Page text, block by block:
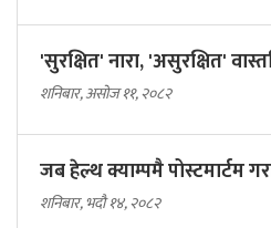
'सुरक्षित' नारा, 'असुरक्षित'
शनिबार, असोज ११, २०८२
जब हेल्थ क्याम्पमै पोस्टमार्टम
शनिबार, भदौ १४, २०८२